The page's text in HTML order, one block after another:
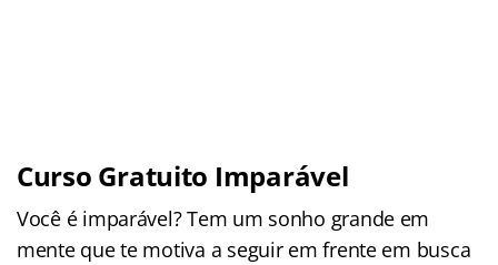
Curso Gratuito Imparável
Você é imparável? Tem um sonho grande em
mente que te motiva a seguir em frente em busca